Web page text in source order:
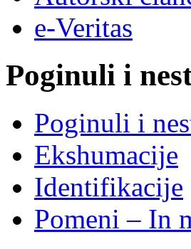
e-Veritas
Poginuli i
Poginuli i
Ekshumacije
Identifikacije
Pomeni – In